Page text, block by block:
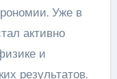
Уже в
активно
и
результатов.